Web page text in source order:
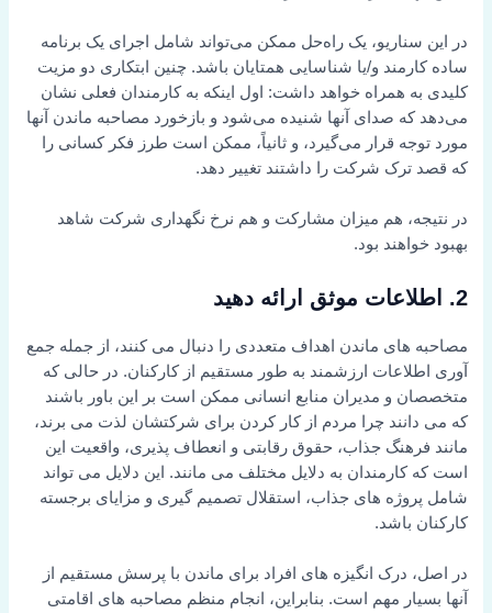
در این سناریو، یک راه‌حل ممکن می‌تواند شامل اجرای یک برنامه
ساده کارمند و/یا شناسایی همتایان باشد. چنین ابتکاری دو مزیت
کلیدی به همراه خواهد داشت: اول اینکه به کارمندان فعلی نشان
می‌دهد که صدای آنها شنیده می‌شود و بازخورد مصاحبه ماندن آنها
مورد توجه قرار می‌گیرد، و ثانیاً، ممکن است طرز فکر کسانی را
که قصد ترک شرکت را داشتند تغییر دهد.
در نتیجه، هم میزان مشارکت و هم نرخ نگهداری شرکت شاهد
بهبود خواهند بود.
2. اطلاعات موثق ارائه دهید
مصاحبه های ماندن اهداف متعددی را دنبال می کنند، از جمله جمع
آوری اطلاعات ارزشمند به طور مستقیم از کارکنان. در حالی که
متخصصان و مدیران منابع انسانی ممکن است بر این باور باشند
که می دانند چرا مردم از کار کردن برای شرکتشان لذت می برند،
مانند فرهنگ جذاب، حقوق رقابتی و انعطاف پذیری، واقعیت این
است که کارمندان به دلایل مختلف می مانند. این دلایل می تواند
شامل پروژه های جذاب، استقلال تصمیم گیری و مزایای برجسته
کارکنان باشد.
در اصل، درک انگیزه های افراد برای ماندن با پرسش مستقیم از
آنها بسیار مهم است. بنابراین، انجام منظم مصاحبه های اقامتی